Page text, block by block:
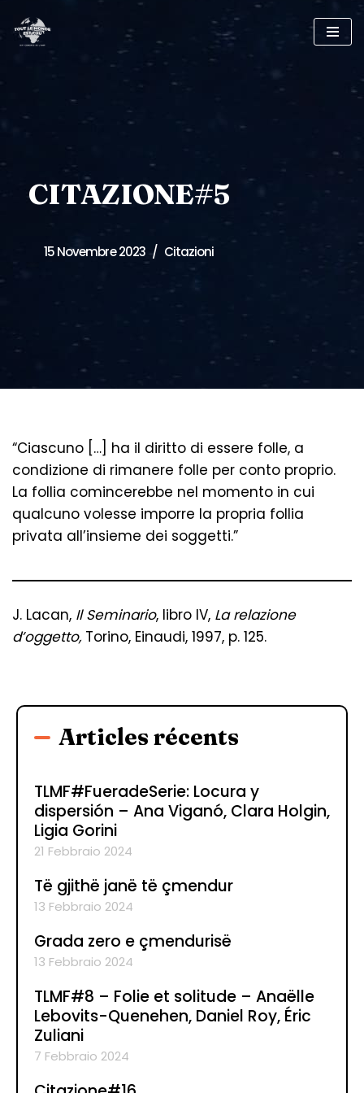
Vai
CITAZIONE#5
15 Novembre 2023 Citazioni
“Ciascuno […] ha il diritto di essere folle, a
condizione di rimanere folle per conto proprio.
La follia comincerebbe nel momento in cui
qualcuno volesse imporre la propria follia
privata all’insieme dei soggetti.”
J. Lacan, Il Seminario, libro IV, La relazione
d’oggetto, Torino, Einaudi, 1997, p. 125.
Articles récents
TLMF#FueradeSerie: Locura y
dispersión – Ana Viganó, Clara Holgin,
Ligia Gorini
21 Febbraio 2024
Të gjithë janë të çmendur
13 Febbraio 2024
Grada zero e çmendurisë
13 Febbraio 2024
TLMF#8 – Folie et solitude – Anaëlle
Lebovits-Quenehen, Daniel Roy, Éric
Zuliani
7 Febbraio 2024